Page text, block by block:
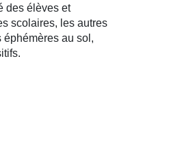
des élèves et
scolaires, les autres
au sol,